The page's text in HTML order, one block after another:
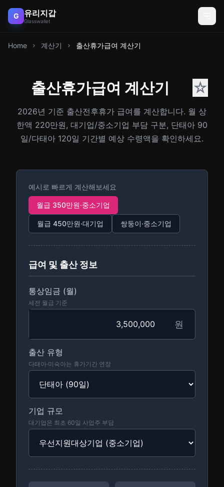
G 유리지갑
Glasswallet
Home 계산기 출산휴가급여 계산기
출산휴가급여 계산기 ☆
2026년 기준 출산전후휴가 급여를 계산합니다. 월 상
한액 220만원, 대기업/중소기업 부담 구분, 단태아 90
일/다태아 120일 기간별 예상 수령액을 확인하세요.
예시로 빠르게 계산해보세요
월급 350만원·중소기업
월급 450만원·대기업 쌍둥이·중소기업
급여 및 출산 정보
통상임금 (월)
세전 월급 기준
원
출산 유형
다태아·미숙아는 휴가기간 연장
기업 규모
대기업은 최초 60일 사업주 부담